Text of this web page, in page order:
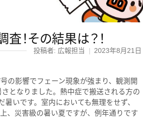
！その結果は？！
投稿者: 広報担当 | 2023年8月21日
の影響でフェーン現象が強まり、観測開
となりました。熱中症で搬送される方の
いです。室内においても無理をせず、
、災害級の暑い夏ですが、例年通りです